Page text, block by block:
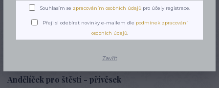
Andělíček pro štěstí - přívěsek
Souhlasím se zpracováním osobních údajů pro účely registrace.
Přeji si odebírat novinky e-mailem dle podmínek zpracování
osobních údajů.
Zavřít